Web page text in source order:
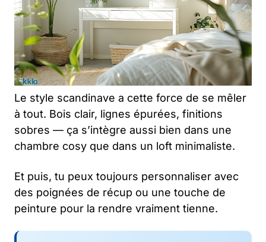
Le style scandinave a cette force de se mêler
à tout. Bois clair, lignes épurées, finitions
sobres — ça s’intègre aussi bien dans une
chambre cosy que dans un loft minimaliste.
Et puis, tu peux toujours personnaliser avec
des poignées de récup ou une touche de
peinture pour la rendre vraiment tienne.